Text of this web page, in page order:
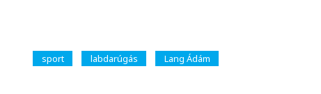
sport labdarúgás Lang Ádám